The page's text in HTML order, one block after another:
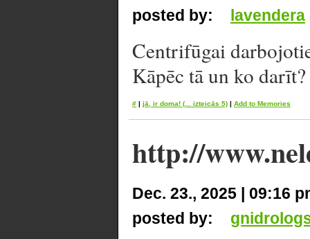
posted by:
lavendera
Centrifūgai
Kāpēc tā un ko
# | jā, ir doma! (... izteicās 5) | Add to Memories
http://
Dec. 23., 2025 | 09:16
posted by: